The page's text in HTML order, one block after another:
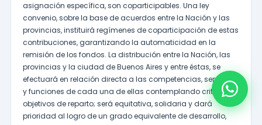
asignación específica, son coparticipables. Una ley
convenio, sobre la base de acuerdos entre la Nación y las
provincias, instituirá regímenes de coparticipación de estas
contribuciones, garantizando la automaticidad en la
remisión de los fondos. La distribución entre la Nación, las
provincias y la ciudad de Buenos Aires y entre éstas, se
efectuará en relación directa a las competencias, servicios
y funciones de cada una de ellas contemplando criterios
objetivos de reparto; será equitativa, solidaria y dará
prioridad al logro de un grado equivalente de desarrollo,